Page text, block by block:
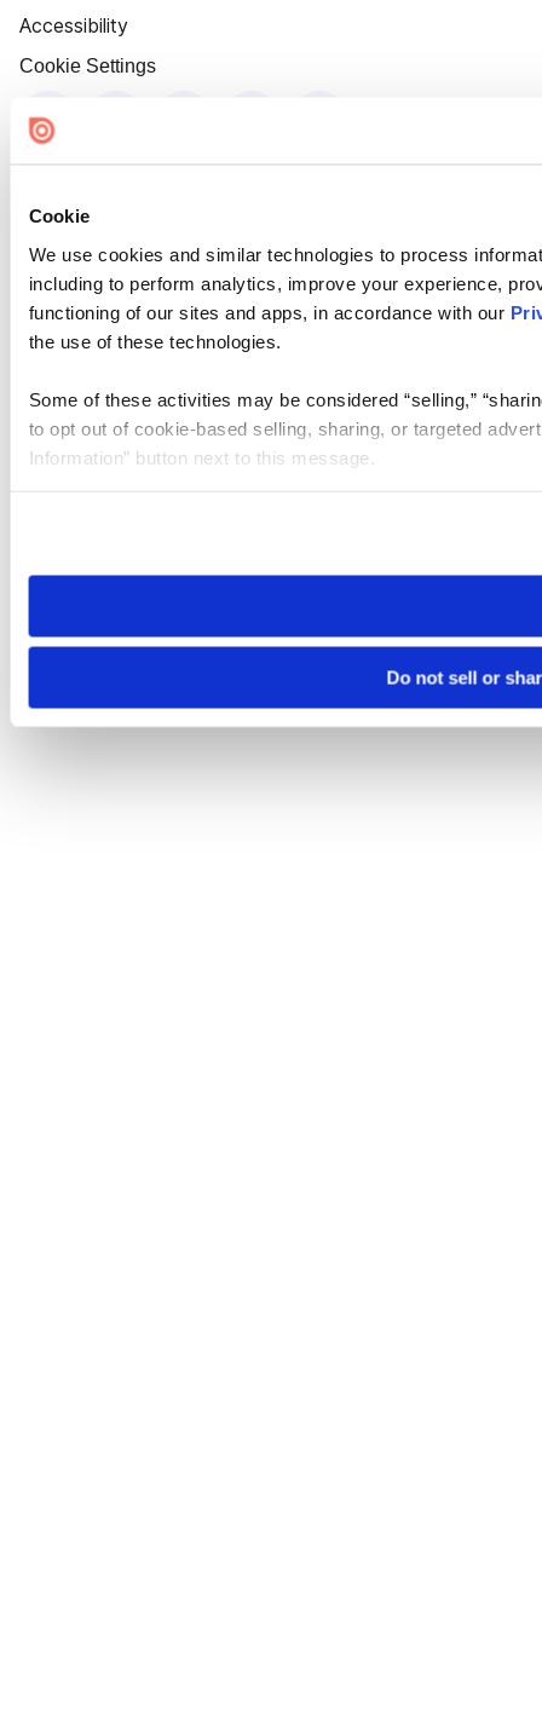
Cookie
We use cookies and similar technologies to process
including to perform analytics, improve your experience,
functioning of our sites and apps, in accordance with our
the use of these technologies.
Some of these activities may be considered “selling,”
to opt out of cookie-based selling, sharing, or targeted
Information” button next to this message.
need to be set again.
Do not sell or
Accessibility
Cookie Settings